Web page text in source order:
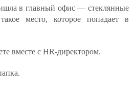
в главный офис — стеклянные
место, которое попадает в
вместе с HR-директором.